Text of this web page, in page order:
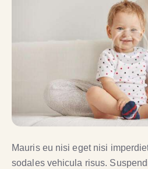
Mauris eu nisi eget nisi
sodales vehicula risus.